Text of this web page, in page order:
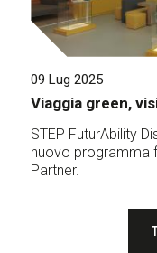
09 Lug 2025
Viaggia green,
STEP FuturAbility
nuovo programma
Partner.